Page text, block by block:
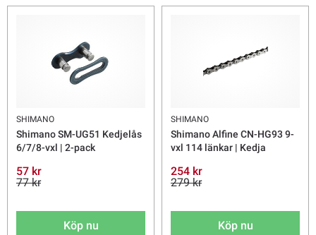
SHIMANO
Shimano SM-UG51 Kedjelås
6/7/8-vxl | 2-pack
57 kr
77 kr
Köp nu
SHIMANO
Shimano Alfine CN-HG93 9-
vxl 114 länkar | Kedja
254 kr
279 kr
Köp nu